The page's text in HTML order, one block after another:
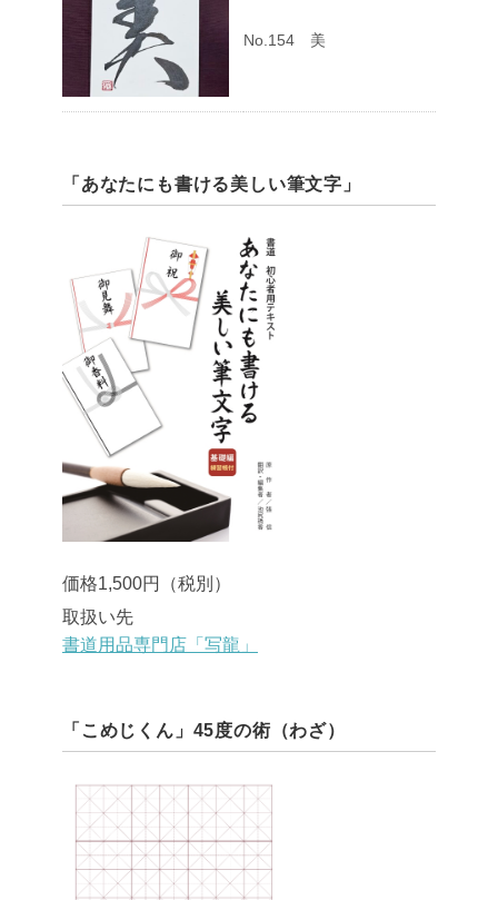
No.154 美
「あなたにも書ける美しい筆文字」
価格1,500円（税別）
取扱い先
書道用品専門店「写龍」
「こめじくん」45度の術（わざ）